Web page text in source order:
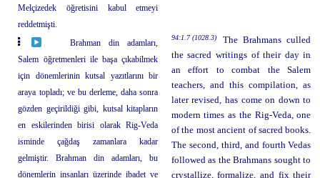
Melçizedek öğretisini kabul etmeyi
reddetmişti.
Brahman din adamları,
Salem öğretmenleri ile başa çıkabilmek
için dönemlerinin kutsal yazıtlarını bir
araya topladı; ve bu derleme, daha sonra
gözden geçirildiği gibi, kutsal kitapların
en eskilerinden birisi olarak Rig-Veda
isminde çağdaş zamanlara kadar
gelmiştir. Brahman din adamları, bu
dönemlerin insanları üzerinde ibadet ve
94:1.7 (1028.3)
The Brahmans culled
the sacred writings of their day in
an effort to combat the Salem
teachers, and this compilation, as
later revised, has come on down to
modern times as the Rig-Veda, one
of the most ancient of sacred books.
The second, third, and fourth Vedas
followed as the Brahmans sought to
crystallize, formalize, and fix their